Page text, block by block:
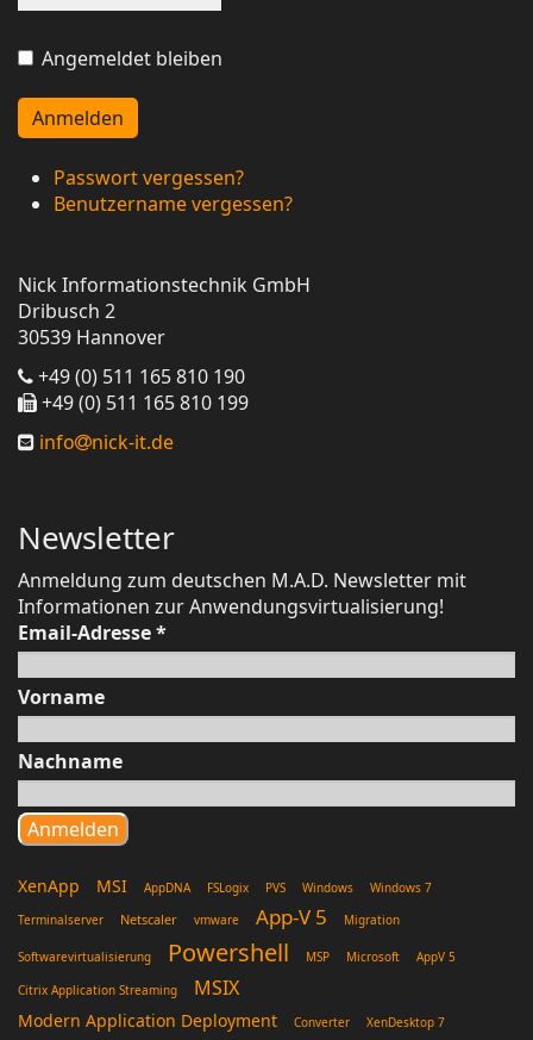
Angemeldet bleiben
Anmelden
Passwort vergessen?
Benutzername vergessen?
Nick Informationstechnik GmbH
Dribusch 2
30539 Hannover
+49 (0) 511 165 810 190
+49 (0) 511 165 810 199
info
nick-it.de
Newsletter
Anmeldung zum deutschen M.A.D. Newsletter mit
Informationen zur Anwendungsvirtualisierung!
Email-Adresse*
Vorname
Nachname
XenApp MSI AppDNA FSLogix PVS Windows
Windows 7
Terminalserver
Netscaler vmware App-V 5 Migration
Softwarevirtualisierung Powershell MSP Microsoft
AppV 5
Citrix Application Streaming
MSIX
Modern Application Deployment Converter XenDesktop 7